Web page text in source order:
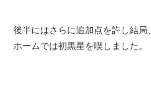
後半にはさらに追加点を許し結局
ホームでは初黒星を喫しました。